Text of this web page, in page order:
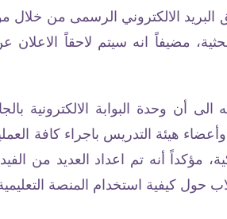
الالكتروني الرسمى من خلال
مضيفاً انه سيتم لاحقاً
أن وحدة البوابة الالكترونية
هيئة التدريس باجراء كافة
مؤكداً أنه تم اعداد العديد من
حول كيفية استخدام المنصة